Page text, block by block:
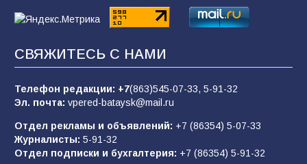
пропагандистский вброс
«Слухами Москву не возьмёшь»: почему
заявления Киева о мобилизации — это
отчаяние, а не разведка
СВЯЖИТЕСЬ С НАМИ
Телефон редакции: +7(863)545-07-33, 5-91-32
Эл. почта: vpered-bataysk@mail.ru
Отдел рекламы и объявлений: +7 (86354) 5-07-33
Журналисты: 5-91-32
Отдел подписки и бухгалтерия: +7 (86354) 5-91-32